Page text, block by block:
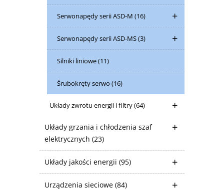
Serwonapędy serii ASD-M (16)
Serwonapędy serii ASD-MS(3)
Silniki liniowe(11)
Śrubokręty serwo (16)
Układy zwrotu energii i filtry(64)
Układy grzania i chłodzenia szaf
elektrycznych (23)
Układy jakości energii (95)
Urządzenia sieciowe (84)